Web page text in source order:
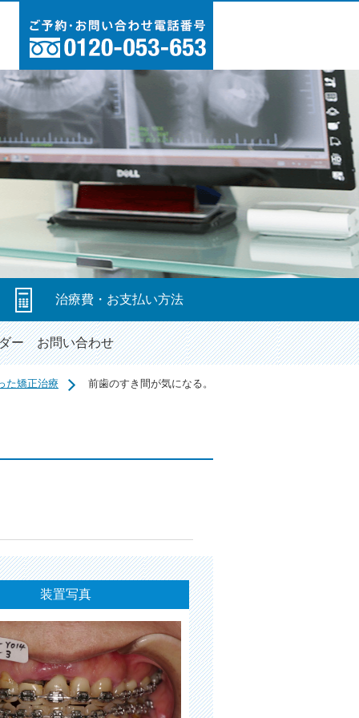
治療費・お支払い方法
ー お問い合わせ
た矯正治療 前歯のすき間が気になる。
装置写真